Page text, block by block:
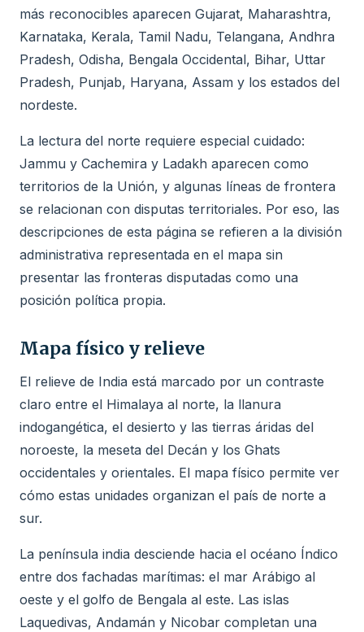
más reconocibles aparecen Gujarat, Maharashtra,
Karnataka, Kerala, Tamil Nadu, Telangana, Andhra
Pradesh, Odisha, Bengala Occidental, Bihar, Uttar
Pradesh, Punjab, Haryana, Assam y los estados del
nordeste.
La lectura del norte requiere especial cuidado:
Jammu y Cachemira y Ladakh aparecen como
territorios de la Unión, y algunas líneas de frontera
se relacionan con disputas territoriales. Por eso, las
descripciones de esta página se refieren a la división
administrativa representada en el mapa sin
presentar las fronteras disputadas como una
posición política propia.
Mapa físico y relieve
El relieve de India está marcado por un contraste
claro entre el Himalaya al norte, la llanura
indogangética, el desierto y las tierras áridas del
noroeste, la meseta del Decán y los Ghats
occidentales y orientales. El mapa físico permite ver
cómo estas unidades organizan el país de norte a
sur.
La península india desciende hacia el océano Índico
entre dos fachadas marítimas: el mar Arábigo al
oeste y el golfo de Bengala al este. Las islas
Laquedivas, Andamán y Nicobar completan una